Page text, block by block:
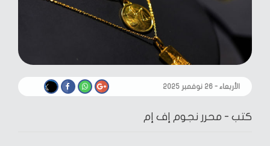
الأربعاء - ٢٦ نوفمبر ٢٠٢٥
كتب - محرر نجوم إف إم